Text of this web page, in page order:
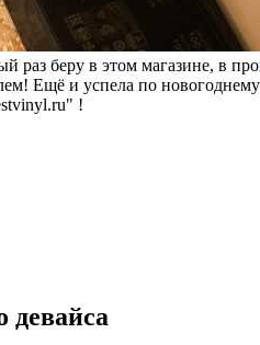
раз беру в этом магазине, в
Ещё и успела по
!
девайса